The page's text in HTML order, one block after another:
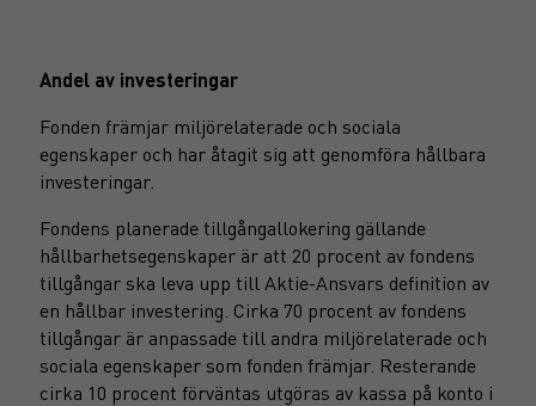
Andel av investeringar
Fonden främjar miljörelaterade och sociala
egenskaper och har åtagit sig att genomföra hållbara
investeringar.
Fondens planerade tillgångallokering gällande
hållbarhetsegenskaper är att 20 procent av fondens
tillgångar ska leva upp till Aktie-Ansvars definition av
en hållbar investering. Cirka 70 procent av fondens
tillgångar är anpassade till andra miljörelaterade och
sociala egenskaper som fonden främjar. Resterande
cirka 10 procent förväntas utgöras av kassa på konto i